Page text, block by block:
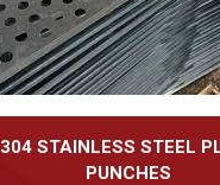
304 STAINLESS STEEL
PUNCHES